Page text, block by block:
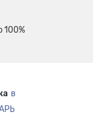
100%
в